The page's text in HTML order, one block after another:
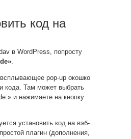
код на
в WordPress, попросту
.
pop-up окошко
кода. Там может выбрать
и нажимаете на кнопку
установить код на вэб-
плагин (дополнения,